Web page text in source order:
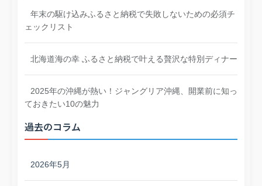
年末の駆け込みふるさと納税で失敗しないための必須チ
ェックリスト
北海道海の幸 ふるさと納税で叶える贅沢な特別ディナー
2025年の沖縄が熱い！ジャングリア沖縄、開業前に知っ
ておきたい10の魅力
過去のコラム
2026年5月